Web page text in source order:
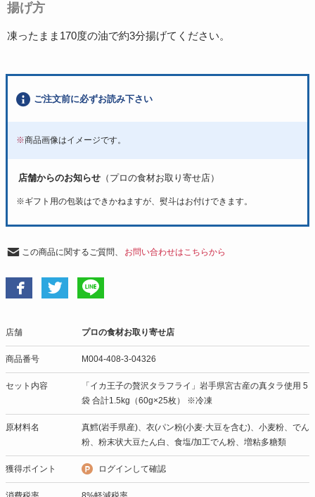
揚げ方
凍ったまま170度の油で約3分揚げてください。
ご注文前に必ずお読み下さい
※商品画像はイメージです。
店舗からのお知らせ （プロの食材お取り寄せ店）
※ギフト用の包装はできかねますが、熨斗はお付けできます。
この商品に関するご質問、 お問い合わせはこちらから
店舗 プロの食材お取り寄せ店
商品番号 M004-408-3-04326
セット内容
「イカ王子の贅沢タラフライ」岩手県宮古産の真タラ使用 5
袋 合計1.5kg（60g×25枚） ※冷凍
原材料名
真鱈(岩手県産)、衣(パン粉(小麦·大豆を含む)、小麦粉、でん
粉、粉末状大豆たん白、食塩/加工でん粉、増粘多糖類
獲得ポイント ログインして確認